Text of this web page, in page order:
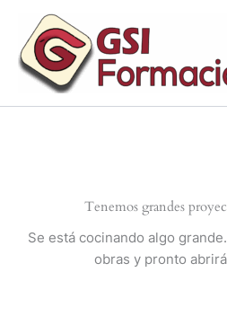
contenido
Tenemos grandes
Se está cocinando algo
obras y pronto